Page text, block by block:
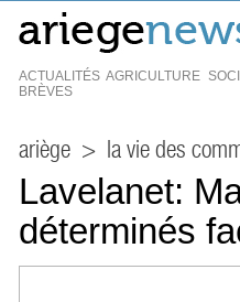
ACTUALITÉS AGRICULTURE
BRÈVES
ariège > la vie des
Lavelanet:
déterminés